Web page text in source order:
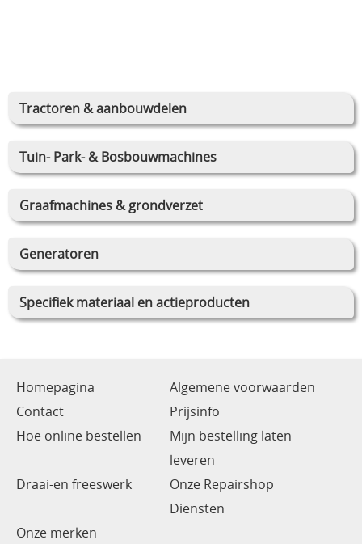
Tractoren & aanbouwdelen
Tuin- Park- & Bosbouwmachines
Graafmachines & grondverzet
Generatoren
Specifiek materiaal en actieproducten
Homepagina
Algemene voorwaarden
Contact
Prijsinfo
Hoe online bestellen
Mijn bestelling laten
leveren
Draai-en freeswerk
Onze Repairshop
Diensten
Onze merken